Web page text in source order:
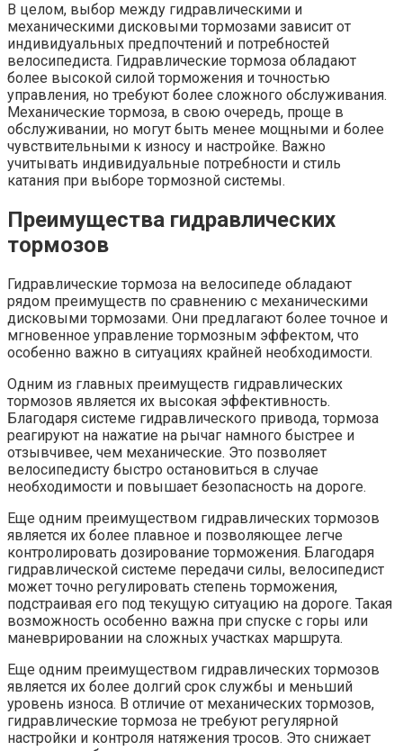
В целом, выбор между гидравлическими и
механическими дисковыми тормозами зависит от
индивидуальных предпочтений и потребностей
велосипедиста. Гидравлические тормоза обладают
более высокой силой торможения и точностью
управления, но требуют более сложного обслуживания.
Механические тормоза, в свою очередь, проще в
обслуживании, но могут быть менее мощными и более
чувствительными к износу и настройке. Важно
учитывать индивидуальные потребности и стиль
катания при выборе тормозной системы.
Преимущества гидравлических
тормозов
Гидравлические тормоза на велосипеде обладают
рядом преимуществ по сравнению с механическими
дисковыми тормозами. Они предлагают более точное и
мгновенное управление тормозным эффектом, что
особенно важно в ситуациях крайней необходимости.
Одним из главных преимуществ гидравлических
тормозов является их высокая эффективность.
Благодаря системе гидравлического привода, тормоза
реагируют на нажатие на рычаг намного быстрее и
отзывчивее, чем механические. Это позволяет
велосипедисту быстро остановиться в случае
необходимости и повышает безопасность на дороге.
Еще одним преимуществом гидравлических тормозов
является их более плавное и позволяющее легче
контролировать дозирование торможения. Благодаря
гидравлической системе передачи силы, велосипедист
может точно регулировать степень торможения,
подстраивая его под текущую ситуацию на дороге. Такая
возможность особенно важна при спуске с горы или
маневрировании на сложных участках маршрута.
Еще одним преимуществом гидравлических тормозов
является их более долгий срок службы и меньший
уровень износа. В отличие от механических тормозов,
гидравлические тормоза не требуют регулярной
настройки и контроля натяжения тросов. Это снижает